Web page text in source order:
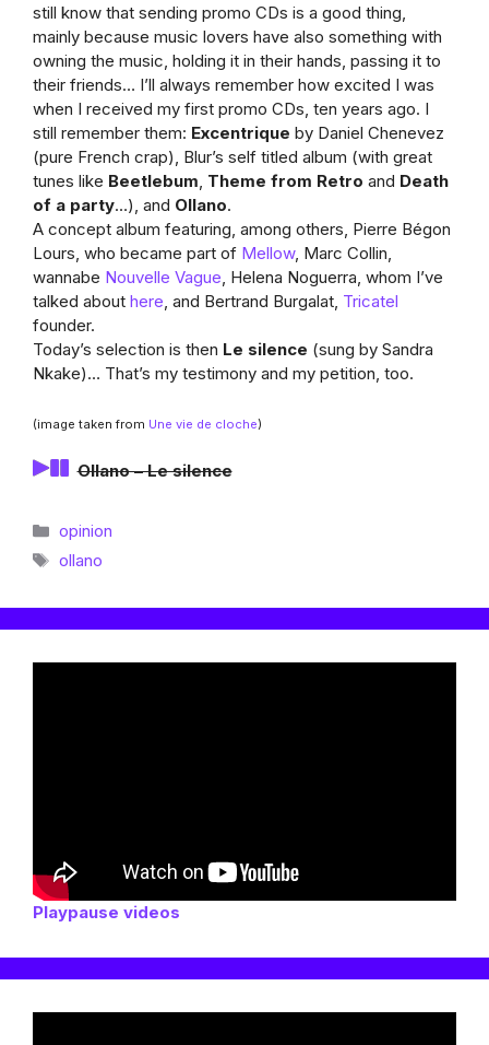
still know that sending promo CDs is a good thing,
mainly because music lovers have also something with
owning the music, holding it in their hands, passing it to
their friends… I’ll always remember how excited I was
when I received my first promo CDs, ten years ago. I
still remember them: Excentrique by Daniel Chenevez
(pure French crap), Blur’s self titled album (with great
tunes like Beetlebum, Theme from Retro and Death
of a party…), and Ollano.
A concept album featuring, among others, Pierre Bégon
Lours, who became part of Mellow, Marc Collin,
wannabe Nouvelle Vague, Helena Noguerra, whom I’ve
talked about here, and Bertrand Burgalat, Tricatel
founder.
Today’s selection is then Le silence (sung by Sandra
Nkake)… That’s my testimony and my petition, too.
(image taken from Une vie de cloche)
Ollano – Le silence
Catégories
opinion
Étiquettes
ollano
Playpause videos